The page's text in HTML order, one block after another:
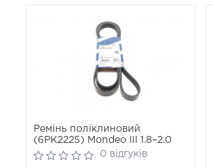
Ремінь поліклиновий
(6PK2225) Mondeo III 1.8–2.0
0 відгуків